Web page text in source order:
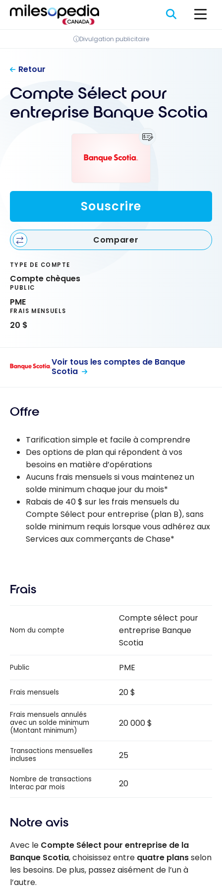
Panneau de gestion des cookies
Passer
Divulgation publicitaire
Retour
Compte Sélect pour
entreprise Banque Scotia
Souscrire
Comparer
TYPE DE COMPTE
Compte chèques
PUBLIC
PME
FRAIS MENSUELS
20 $
Voir tous les comptes de Banque
Scotia
Offre
Tarification simple et facile à comprendre
Des options de plan qui répondent à vos
besoins en matière d’opérations
Aucuns frais mensuels si vous maintenez un
solde minimum chaque jour du mois*
Rabais de 40 $ sur les frais mensuels du
Compte Sélect pour entreprise (plan B), sans
solde minimum requis lorsque vous adhérez aux
Services aux commerçants de Chase*
Frais
Nom du compte
Compte sélect pour
entreprise Banque
Scotia
Public PME
Frais mensuels 20 $
Frais mensuels annulés
avec un solde minimum
(Montant minimum)
20 000 $
Transactions mensuelles
incluses
25
Nombre de transactions
Interac par mois
20
Notre avis
Avec le Compte Sélect pour entreprise de la
Banque Scotia, choisissez entre quatre plansselon
les besoins. De plus, passez aisément de l’un à
l’autre.